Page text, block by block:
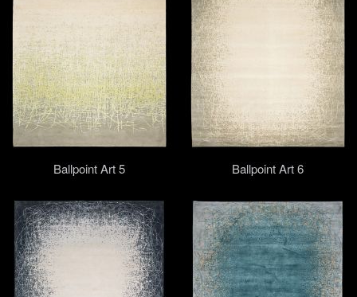
Ballpoint Art 5 Ballpoint Art 6